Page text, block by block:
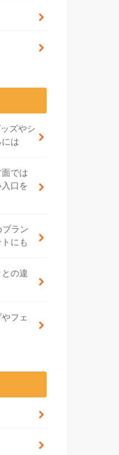
ズやシ
は
では
口を
ラン
にも
の違
フェ